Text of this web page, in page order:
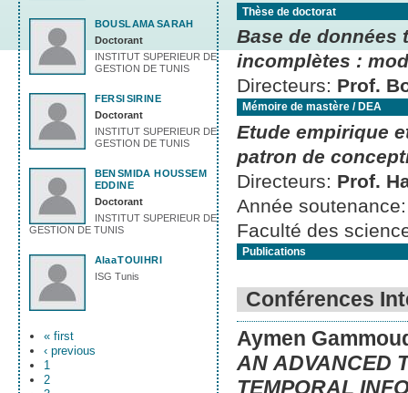
Thèse de doctorat
Base de données
incomplètes :
Directeurs: Prof.
Mémoire de mastère / DEA
Etude empirique
patron de
Directeurs: Prof.
Année
Faculté des
Publications
Conférences
Aymen
AN ADVANCED
TEMPORAL
BOUSLAMASARAH
Doctorant
INSTITUT SUPERIEUR DE
GESTION DE TUNIS
FERSISIRINE
Doctorant
INSTITUT SUPERIEUR DE
GESTION DE TUNIS
BENSMIDA HOUSSEM
EDDINE
Doctorant
INSTITUT SUPERIEUR DE
GESTION DE TUNIS
AlaaTOUIHRI
ISG Tunis
« first
‹ previous
1
2